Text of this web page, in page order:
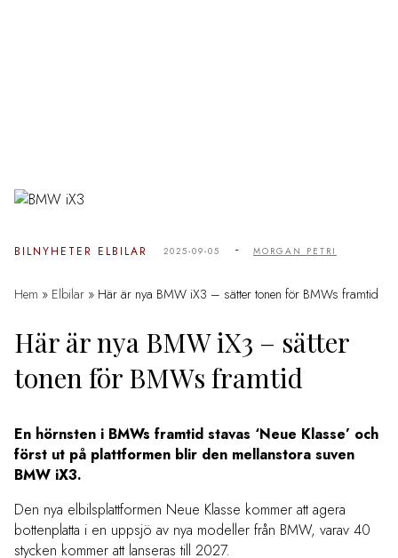
BILNYHETER ELBILAR 2025-09-05 - MORGAN PETRI
Hem » Elbilar » Här är nya BMW iX3 – sätter tonen för BMWs framtid
Här är nya BMW iX3 – sätter
tonen för BMWs framtid
En hörnsten i BMWs framtid stavas ‘Neue Klasse’ och
först ut på plattformen blir den mellanstora suven
BMW iX3.
Den nya elbilsplattformen Neue Klasse kommer att agera
bottenplatta i en uppsjö av nya modeller från BMW, varav 40
stycken kommer att lanseras till 2027.